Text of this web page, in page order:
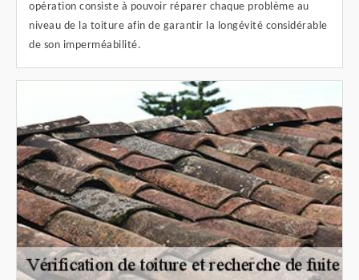
opération consiste à pouvoir réparer chaque problème au
niveau de la toiture afin de garantir la longévité considérable
de son imperméabilité.